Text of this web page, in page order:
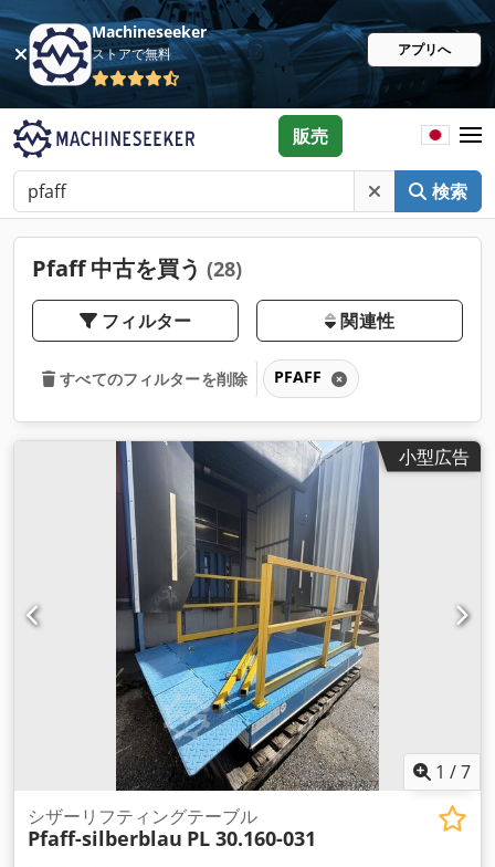
Machineseeker
ストアで無料 アプリへ
検索
販売
Pfaff 中古を買う (28)
フィルター 関連性
すべてのフィルターを削除 PFAFF
小型広告
1 /7
シザーリフティングテーブル
Pfaff-silberblau PL 30.160-031